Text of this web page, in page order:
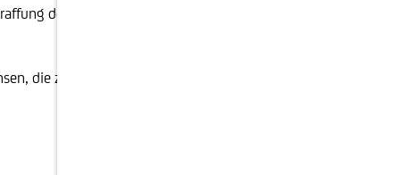
der Geldpolitik ist zwar notwendig, kann aber
die zumindest die Inflation abgelten - ist ein